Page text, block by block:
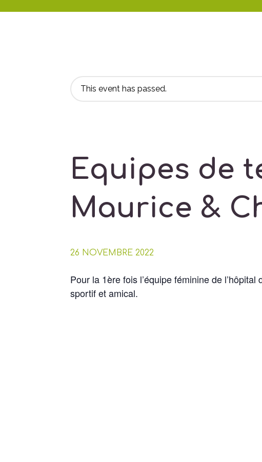
This event has passed.
Equipes de
Maurice &
26 NOVEMBRE 2022
Pour la 1ère fois l’équipe féminine de
sportif et amical.